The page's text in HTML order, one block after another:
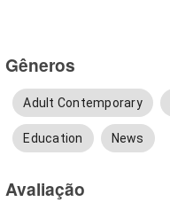
Gêneros
Adult Contemporary
Education News
Avaliação